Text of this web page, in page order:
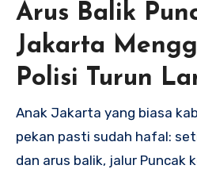
Arus Balik
Jakarta
Polisi Turun
Anak Jakarta yang biasa
pekan pasti sudah hafal:
dan arus balik, jalur Puncak